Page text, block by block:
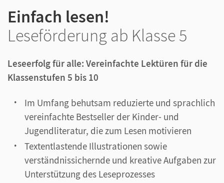
Einfach lesen!
Leseförderung ab Klasse 5
Leseerfolg für alle: Vereinfachte Lektüren für die
Klassenstufen 5 bis 10
Im Umfang behutsam reduzierte und sprachlich
vereinfachte Bestseller der Kinder- und
Jugendliteratur, die zum Lesen motivieren
Textentlastende Illustrationen sowie
verständnissichernde und kreative Aufgaben zur
Unterstützung des Leseprozesses